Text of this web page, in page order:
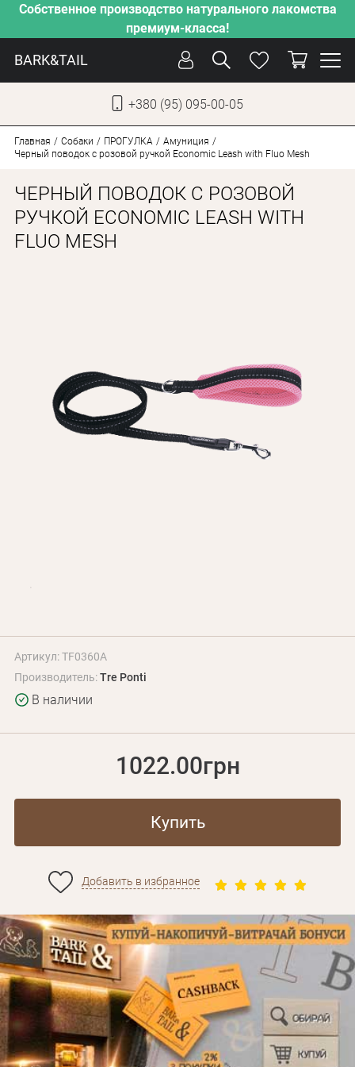
Собственное производство натурального лакомства
премиум-класса!
BARK&TAIL
+380 (95) 095-00-05
УХОД
ЗАБОТА
Оплата и доставка
Программа лояльности
О Нас
Главная Собаки ПРОГУЛКА
Амуниция
Черный поводок с розовой ручкой Economic Leash with Fluo Mesh
ЧЕРНЫЙ ПОВОДОК С РОЗОВОЙ
РУЧКОЙ ECONOMIC LEASH WITH
FLUO MESH
Артикул: TF0360A
Производитель:Tre Ponti
В наличии
1022.00грн
Купить
Добавить в избранное